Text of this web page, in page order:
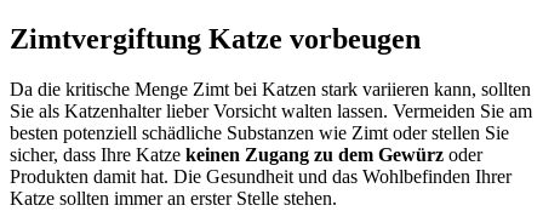
Zimtvergiftung Katze vorbeugen
Da die kritische Menge Zimt bei Katzen stark variieren kann, sollten
Sie als Katzenhalter lieber Vorsicht walten lassen. Vermeiden Sie am
besten potenziell schädliche Substanzen wie Zimt oder stellen Sie
sicher, dass Ihre Katze keinen Zugang zu dem Gewürz oder
Produkten damit hat. Die Gesundheit und das Wohlbefinden Ihrer
Katze sollten immer an erster Stelle stehen.